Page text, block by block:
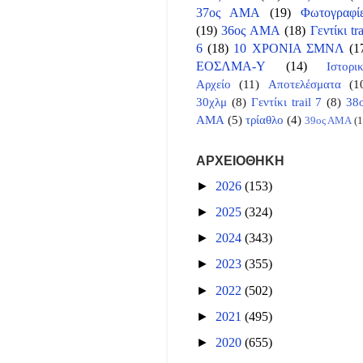
37ος ΑΜΑ
(19)
(19) 36ος ΑΜΑ (18) Γεντίκι
6 (18) 10 ΧΡΟΝΙΑ ΣΜΝΛ
ΕΟΣΛΜΑ-Υ
(14)
Αρχείο
(11) Αποτελέσματα
30χλμ (8) Γεντίκι trail 7 (8)
ΑΜΑ (5) τρίαθλο (4) 39ος ΑΜΑ
ΑΡΧΕΙΟΘΗΚΗ
► 2026 (153)
► 2025 (324)
► 2024 (343)
► 2023 (355)
► 2022 (502)
► 2021 (495)
► 2020 (655)